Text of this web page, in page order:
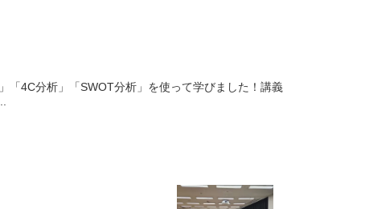
「4C分析」「SWOT分析」を使って学びました！講義